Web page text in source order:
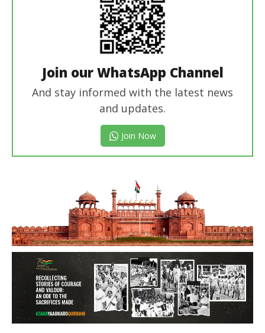
Join our WhatsApp Channel
And stay informed with the latest news
and updates.
Join Now